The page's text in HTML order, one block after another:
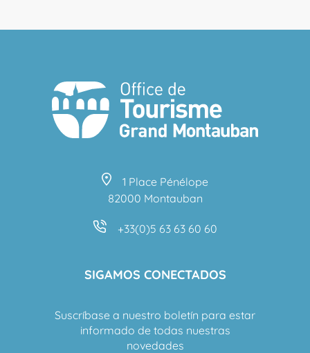
1 Place Pénélope
82000 Montauban
+33(0)5 63 63 60 60
SIGAMOS CONECTADOS
Suscríbase a nuestro boletín para estar
informado de todas nuestras
novedades